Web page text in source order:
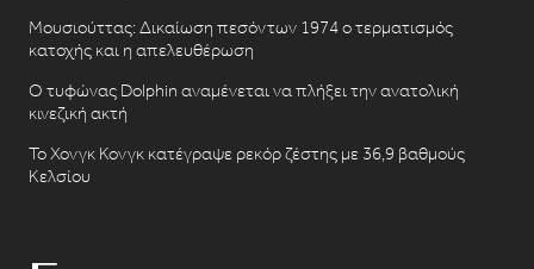
Μουσιούττας: Δικαίωση πεσόντων 1974 ο τερματισμός
κατοχής και η απελευθέρωση
Ο τυφώνας Dolphin αναμένεται να πλήξει την ανατολική
κινεζική ακτή
Το Χονγκ Κονγκ κατέγραψε ρεκόρ ζέστης με 36,9 βαθμούς
Κελσίου